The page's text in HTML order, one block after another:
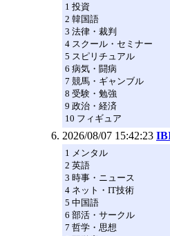
1 投資
2 韓国語
3 法律・裁判
4 スクール・セミナー
5 スピリチュアル
6 病気・闘病
7 競馬・ギャンブル
8 受験・勉強
9 政治・経済
10 フィギュア
2026/08/07 15:42:23
1 メンタル
2 英語
3 時事・ニュース
4 ネット・IT技術
5 中国語
6 部活・サークル
7 哲学・思想